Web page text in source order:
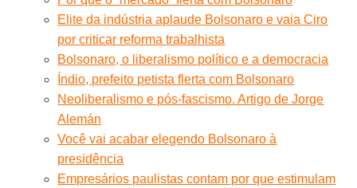
Elite da indústria aplaude Bolsonaro e vaia Ciro
por criticar reforma trabalhista
Bolsonaro, o liberalismo político e a democracia
Índio, prefeito petista flerta com Bolsonaro
Neoliberalismo e pós-fascismo. Artigo de Jorge
Alemán
Você vai acabar elegendo Bolsonaro à
presidência
Empresários paulistas contam por que estimulam